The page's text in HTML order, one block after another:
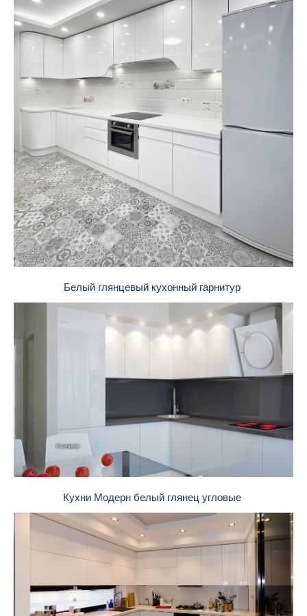
Белый глянцевый кухонный гарнитур
Кухни Модерн белый глянец угловые